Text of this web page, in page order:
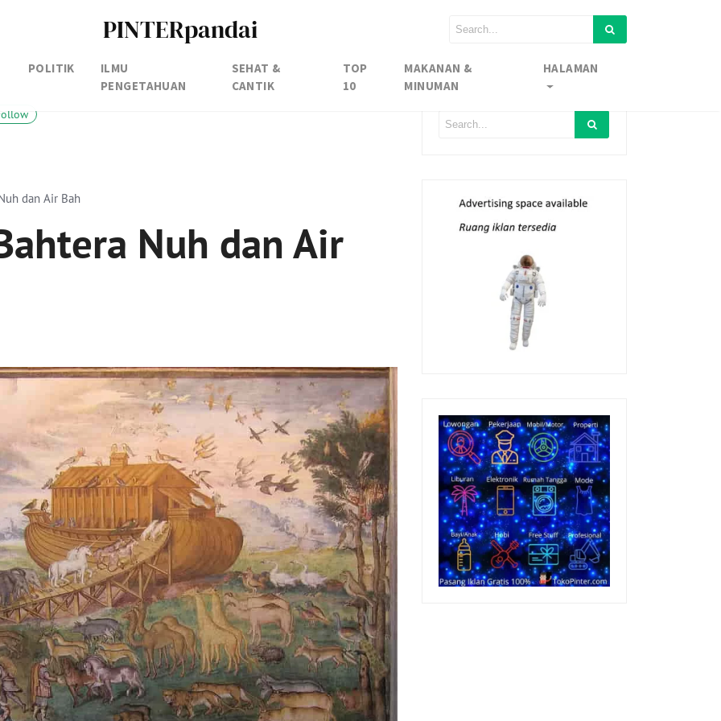
PINTERpandai
POLITIK
ILMU
PENGETAHUAN
SEHAT &
CANTIK
TOP
10
MAKANAN &
MINUMAN
HALAMAN
dan Air Bah
Nuh dan Air